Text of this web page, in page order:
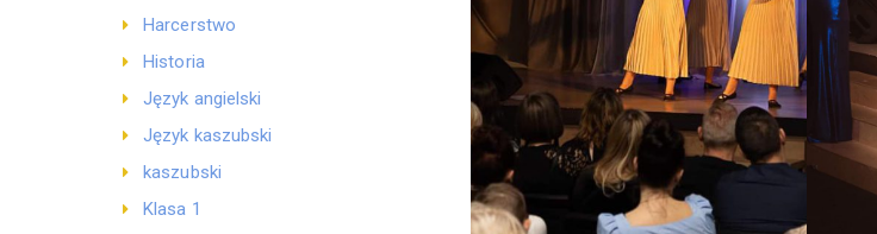
Harcerstwo
Historia
Język angielski
Język kaszubski
kaszubski
Klasa 1